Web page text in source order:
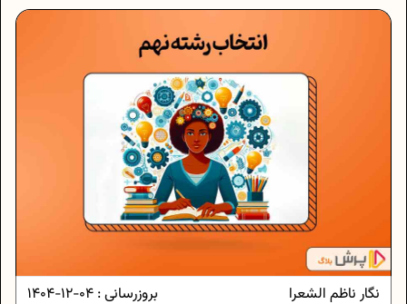
بروزرسانی : 04-12-1404
نگار ناظم الشعرا